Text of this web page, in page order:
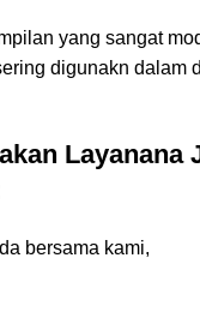
yang sangat
digunakn dalam
Layanana
bersama kami,